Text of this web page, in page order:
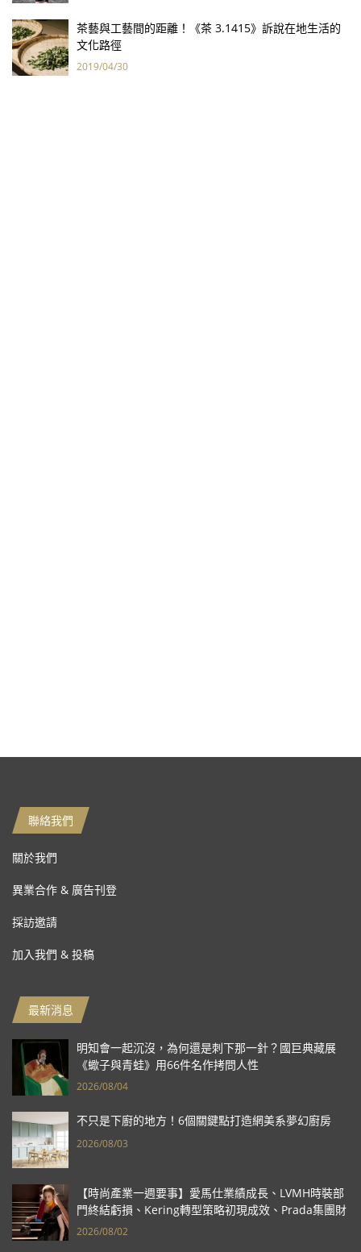
茶藝與工藝間的距離！《茶 3.1415》訴說在地生活的
文化路徑
2019/04/30
聯絡我們
關於我們
異業合作 & 廣告刊登
採訪邀請
加入我們 & 投稿
最新消息
明知會一起沉沒，為何還是刺下那一針？國巨典藏展
《蠍子與青蛙》用66件名作拷問人性
2026/08/04
不只是下廚的地方！6個關鍵點打造網美系夢幻廚房
2026/08/03
【時尚產業一週要事】愛馬仕業績成長、LVMH時裝部
門終結虧損、Kering轉型策略初現成效、Prada集團財
報亮眼
2026/08/02